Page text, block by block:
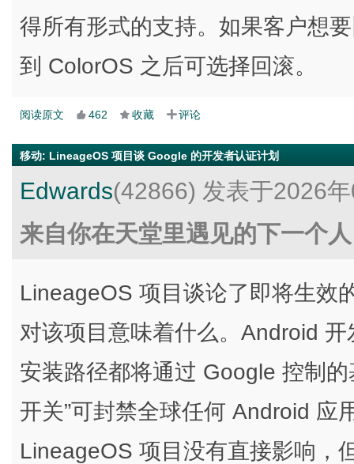
得所有形式的支持。如果客户想
到 ColorOS 之后可选择回滚。
阅读原文 462 收藏 评论
移动: LineageOS 项目谈 Google 的开发者认证计划
Edwards(42866) 发表于2026
来自你在天堂里遇见的下一个人
LineageOS 项目谈论了即将生效
对该项目意味着什么。Android
安装路径都将通过 Google 控制
开关”可封禁全球任何 Android 应
LineageOS 项目没有直接影响，